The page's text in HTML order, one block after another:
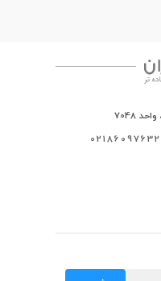
7048
02186097632